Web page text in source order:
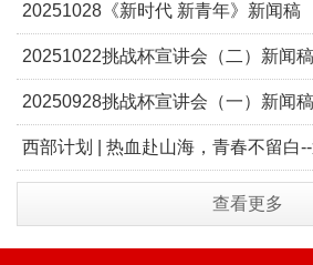
20251028《新时代 新青年》新闻稿
20251022挑战杯宣讲会（二）新闻
20250928挑战杯宣讲会（一）新闻稿
西部计划 | 热血赴山海，青春不留白--
查看更多